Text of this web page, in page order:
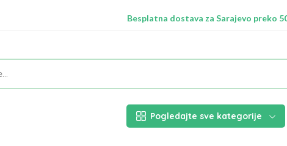
Besplatna dostava za Sarajevo preko
Pogledajte sve kategorije